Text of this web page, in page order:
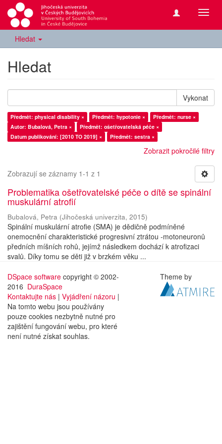
Hledat
Hledat
Vykonat
Předmět: physical disability × Předmět: hypotonie ×
Předmět: nurse ×
Autor: Bubalová, Petra ×
Předmět: ošetřovatelská péče ×
Datum publikování: [2010 TO 2019] ×
Předmět: sestra ×
Zobrazit pokročilé filtry
Zobrazují se záznamy 1-1 z 1
Problematika ošetřovatelské péče o dítě se spinální
muskulární atrofií
Bubalová, Petra (Jihočeská univerzita, 2015)
Spinální muskulární atrofie (SMA) je dědičně podmíněné
onemocnění charakteristické progresivní ztrátou -motoneuronů
předních míšních rohů, jejímž následkem dochází k atrofizaci
svalů. Díky tomu se děti již v brzkém věku ...
DSpace software copyright © 2002-
2016 DuraSpace
Kontaktujte nás | Vyjádření názoru |
Na tomto webu jsou používány
pouze cookies nezbytně nutné pro
zajištění fungování webu, pro které
není nutné získat souhlas.
Theme by